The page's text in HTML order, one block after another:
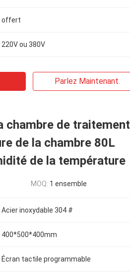
offert
220V ou 380V
Parlez Maintenant.
chambre de traitement
de la chambre 80L
de la température
MOQ: 1 ensemble
Acier inoxydable 304 #
400*500*400mm
Écran tactile programmable